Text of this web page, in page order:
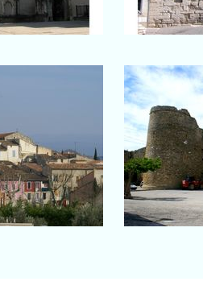
Laurent